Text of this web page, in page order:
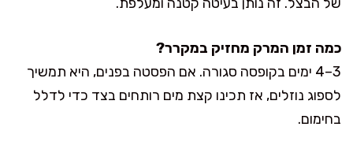
כמה זמן המרק מחזיק במקרר?
3–4 ימים בקופסה סגורה. אם הפסטה בפנים, היא תמשיך
לספוג נוזלים, אז תכינו קצת מים רותחים בצד כדי לדלל
בחימום.